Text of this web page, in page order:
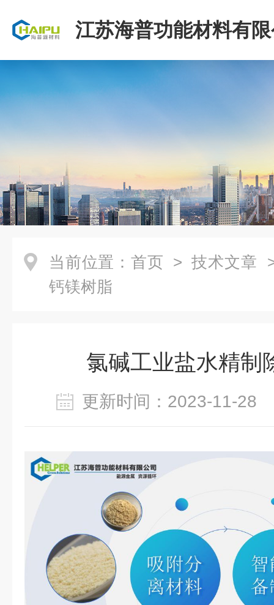
江苏海普功能材料有
当前位置： 首页 > 技术文章
钙镁树脂
氯碱工业盐水精制
更新时间：2023-11-